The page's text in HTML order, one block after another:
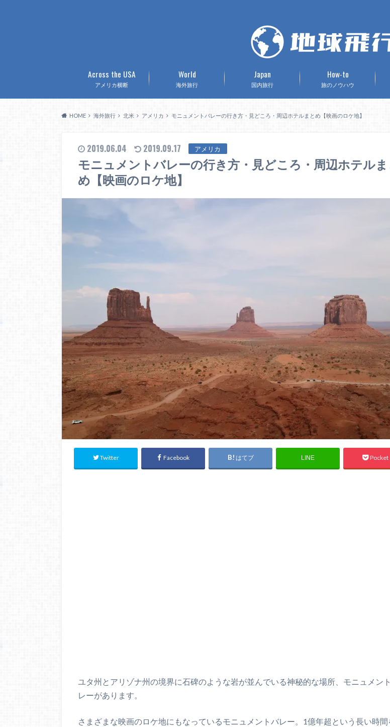
アメリカ横断
Across the USA
海外旅行
World
国内旅行
Japan
旅のノウハウ
How-to
HOME 海外旅行 北米 アメリカ モニュメントバレーの行き方・見どころ・周辺ホテルまとめ【映画のロケ地】
2019.06.04 2019.09.17 アメリカ
モニュメントバレーの行き方・見どころ・周辺ホテルま
め【映画のロケ地】
Twitter Facebook はてブ LINE Pocket
ユタ州とアリゾナ州の境界に石碑のような岩が並んでいる神秘的な場所、モニュメン
レーがあります。
さまざまな映画のロケ地にもなっているモニュメントバレー。1億年超という長い時間